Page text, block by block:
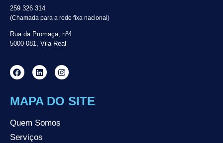
259 326 314
(Chamada para a rede fixa nacional)
Rua da Promaça, nº4
5000-081, Vila Real
MAPA DO SITE
Quem Somos
Serviços